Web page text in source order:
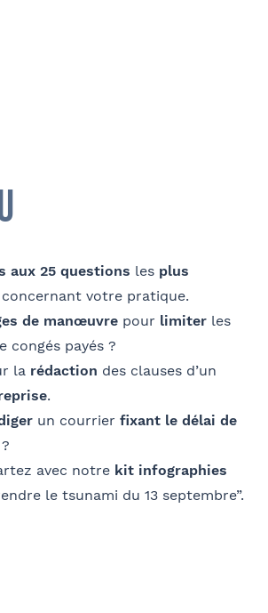
aux 25 questions les plus
concernant votre pratique.
de manœuvre pour limiter les
congés payés ?
la rédaction des clauses d’un
.
un courrier fixant le délai de
?
avec notre kit infographies
le tsunami du 13 septembre”.
formation pour toute précision
participant
Rechercher
votre bureau
Se
Valider